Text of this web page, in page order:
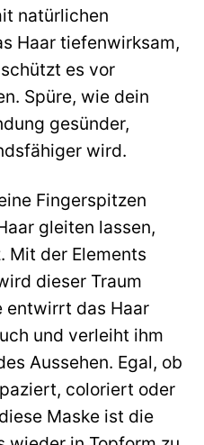
natürlichen
Haar tiefenwirksam,
es vor
Spüre, wie dein
gesünder,
wird.
Fingerspitzen
gleiten lassen,
Mit der Elements
dieser Traum
entwirrt das Haar
und verleiht ihm
Aussehen. Egal, ob
coloriert oder
Maske ist die